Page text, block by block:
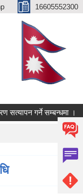
16605552300
सत्यापन गर्ने सम्बन्धमा ।